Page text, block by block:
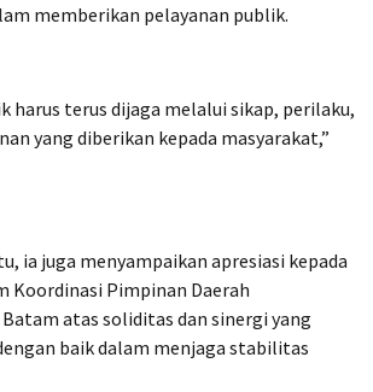
memberikan pelayanan publik.
harus terus dijaga melalui sikap, perilaku,
yang diberikan kepada masyarakat,”
ia juga menyampaikan apresiasi kepada
Koordinasi Pimpinan Daerah
atas soliditas dan sinergi yang
baik dalam menjaga stabilitas